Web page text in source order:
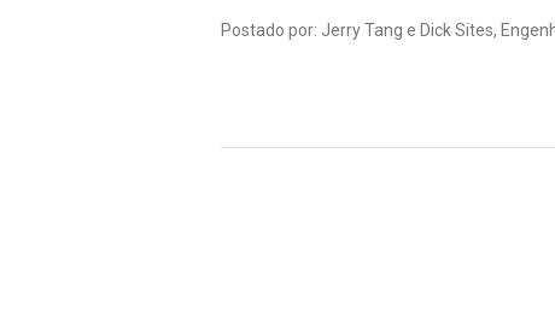
Postado por: Jerry Tang e Dick Sites,